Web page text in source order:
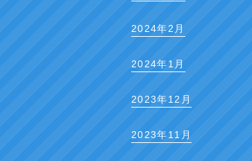
2024年2月
2024年1月
2023年12月
2023年11月